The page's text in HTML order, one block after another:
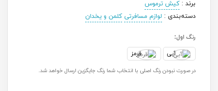
برند : کیش ترموس
دسته‌بندی : لوازم مسافرتی کلمن و یخدان
رنگ اول:
آبی
قرمز
در صورت نبودن رنگ اصلی با انتخاب شما رنگ جایگزین ارسال خواهد شد.